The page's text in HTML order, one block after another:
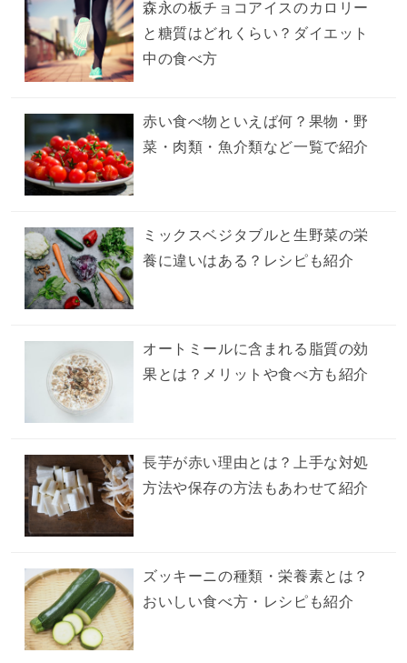
森永の板チョコアイスのカロリー
と糖質はどれくらい？ダイエット
中の食べ方
赤い食べ物といえば何？果物・野
菜・肉類・魚介類など一覧で紹介
ミックスベジタブルと生野菜の栄
養に違いはある？レシピも紹介
オートミールに含まれる脂質の効
果とは？メリットや食べ方も紹介
長芋が赤い理由とは？上手な対処
方法や保存の方法もあわせて紹介
ズッキーニの種類・栄養素とは？
おいしい食べ方・レシピも紹介